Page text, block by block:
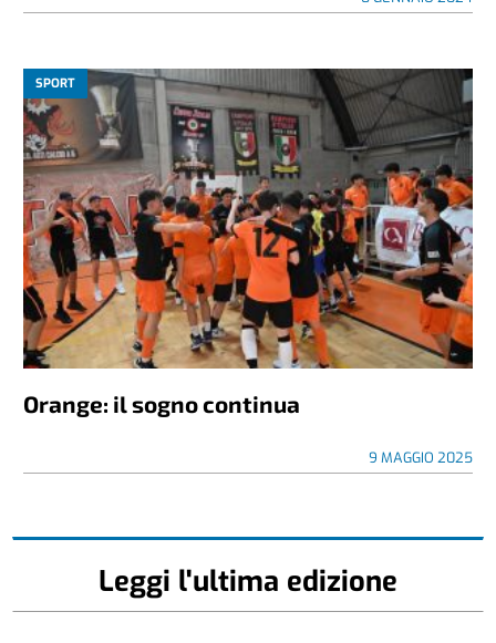
SPORT
Orange: il sogno continua
9 MAGGIO 2025
Leggi l'ultima edizione